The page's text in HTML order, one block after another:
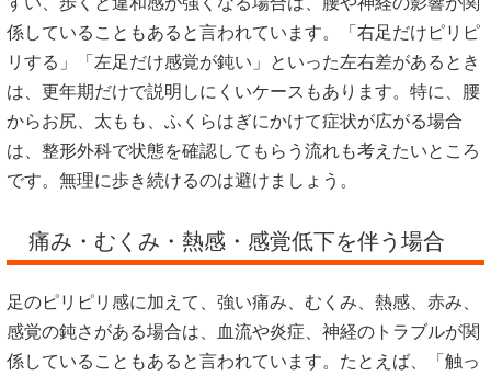
係していることもあると言われています。「右足だけピリピ
リする」「左足だけ感覚が鈍い」といった左右差があるとき
は、更年期だけで説明しにくいケースもあります。特に、腰
からお尻、太もも、ふくらはぎにかけて症状が広がる場合
は、整形外科で状態を確認してもらう流れも考えたいところ
です。無理に歩き続けるのは避けましょう。
痛み・むくみ・熱感・感覚低下を伴う場合
足のピリピリ感に加えて、強い痛み、むくみ、熱感、赤み、
感覚の鈍さがある場合は、血流や炎症、神経のトラブルが関
係していることもあると言われています。たとえば、「触っ